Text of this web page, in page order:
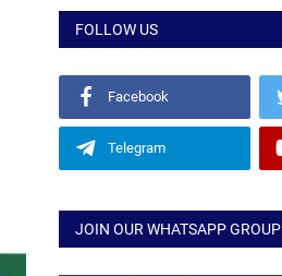
FOLLOW US
Facebook
Telegram
JOIN OUR WHATSAPP GROUP